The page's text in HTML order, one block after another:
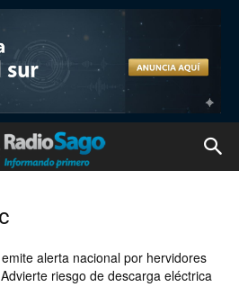
alerta nacional por hervidores
riesgo de descarga eléctrica